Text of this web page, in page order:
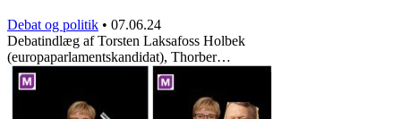
Debat og politik • 07.06.24
Debatindlæg af Torsten Laksafoss Holbek
(europaparlamentskandidat), Thorber…